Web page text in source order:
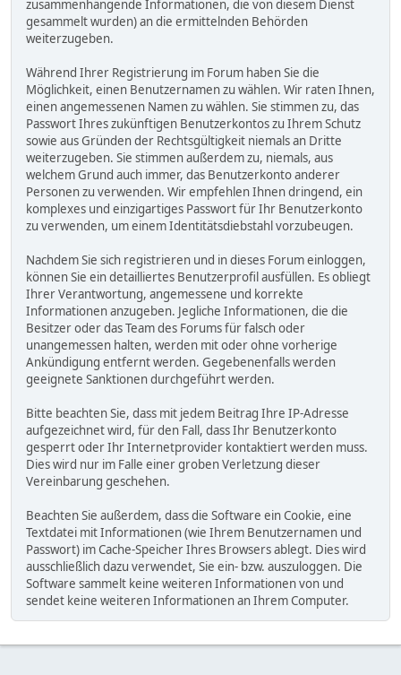
zusammenhängende Informationen, die von diesem Dienst
gesammelt wurden) an die ermittelnden Behörden
weiterzugeben.
Während Ihrer Registrierung im Forum haben Sie die
Möglichkeit, einen Benutzernamen zu wählen. Wir raten Ihnen,
einen angemessenen Namen zu wählen. Sie stimmen zu, das
Passwort Ihres zukünftigen Benutzerkontos zu Ihrem Schutz
sowie aus Gründen der Rechtsgültigkeit niemals an Dritte
weiterzugeben. Sie stimmen außerdem zu, niemals, aus
welchem Grund auch immer, das Benutzerkonto anderer
Personen zu verwenden. Wir empfehlen Ihnen dringend, ein
komplexes und einzigartiges Passwort für Ihr Benutzerkonto
zu verwenden, um einem Identitätsdiebstahl vorzubeugen.
Nachdem Sie sich registrieren und in dieses Forum einloggen,
können Sie ein detailliertes Benutzerprofil ausfüllen. Es obliegt
Ihrer Verantwortung, angemessene und korrekte
Informationen anzugeben. Jegliche Informationen, die die
Besitzer oder das Team des Forums für falsch oder
unangemessen halten, werden mit oder ohne vorherige
Ankündigung entfernt werden. Gegebenenfalls werden
geeignete Sanktionen durchgeführt werden.
Bitte beachten Sie, dass mit jedem Beitrag Ihre IP-Adresse
aufgezeichnet wird, für den Fall, dass Ihr Benutzerkonto
gesperrt oder Ihr Internetprovider kontaktiert werden muss.
Dies wird nur im Falle einer groben Verletzung dieser
Vereinbarung geschehen.
Beachten Sie außerdem, dass die Software ein Cookie, eine
Textdatei mit Informationen (wie Ihrem Benutzernamen und
Passwort) im Cache-Speicher Ihres Browsers ablegt. Dies wird
ausschließlich dazu verwendet, Sie ein- bzw. auszuloggen. Die
Software sammelt keine weiteren Informationen von und
sendet keine weiteren Informationen an Ihrem Computer.